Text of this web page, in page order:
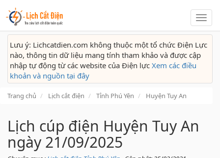
Lịch
cắt
Lưu ý: Lichcatdien.com không thuộc một tổ chức Điện Lực
nào, thông tin dữ liệu mang tính tham khảo và được cập
nhập tự động từ các website của Điện lực Xem các điều
khoản và nguồn tại đây
Trang chủ Lịch cắt điện Tỉnh Phú Yên Huyện Tuy An
Lịch cúp điện Huyện Tuy An
ngày 21/09/2025